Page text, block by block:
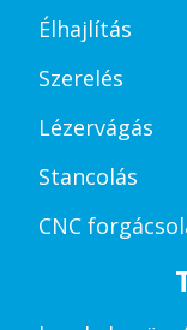
Élhajlítás
Szerelés
Lézervágás
Stancolás
CNC